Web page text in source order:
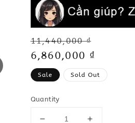
Regular
price
11,440,000 ₫
Sale
price
6,860,000 ₫
Sale Sold Out
Quantity